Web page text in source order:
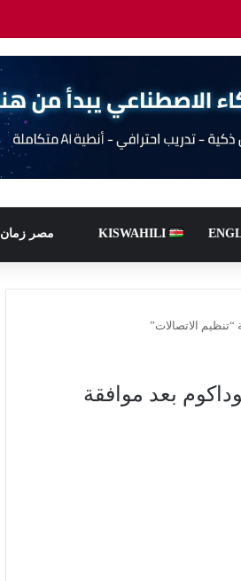
KISWAHILI مصر زمان
الاتصالات”
بعد موافقة